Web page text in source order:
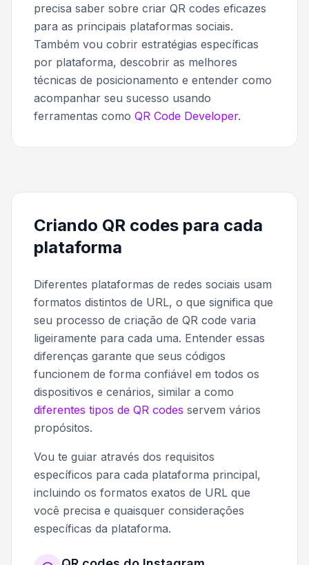
precisa saber sobre criar QR codes eficazes
para as principais plataformas sociais.
Também vou cobrir estratégias específicas
por plataforma, descobrir as melhores
técnicas de posicionamento e entender como
acompanhar seu sucesso usando
ferramentas como QR Code Developer.
Criando QR codes para cada
plataforma
Diferentes plataformas de redes sociais usam
formatos distintos de URL, o que significa que
seu processo de criação de QR code varia
ligeiramente para cada uma. Entender essas
diferenças garante que seus códigos
funcionem de forma confiável em todos os
dispositivos e cenários, similar a como
diferentes tipos de QR codes servem vários
propósitos.
Vou te guiar através dos requisitos
específicos para cada plataforma principal,
incluindo os formatos exatos de URL que
você precisa e quaisquer considerações
específicas da plataforma.